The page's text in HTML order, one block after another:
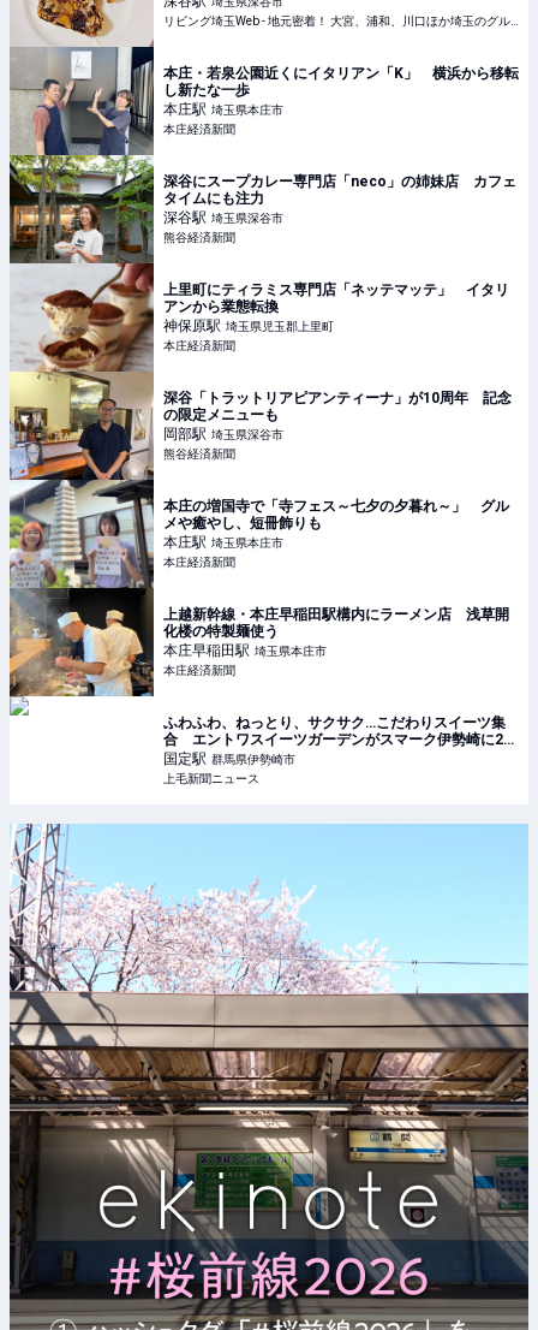
本庄・若泉公園近くにイタリアン「K」 横浜から移転
し新たな一歩
本庄駅 埼玉県本庄市
本庄経済新聞
深谷にスープカレー専門店「neco」の姉妹店 カフェ
タイムにも注力
深谷駅 埼玉県深谷市
熊谷経済新聞
上里町にティラミス専門店「ネッテマッテ」 イタリ
アンから業態転換
神保原駅 埼玉県児玉郡上里町
本庄経済新聞
深谷「トラットリアピアンティーナ」が10周年 記念
の限定メニューも
岡部駅 埼玉県深谷市
熊谷経済新聞
本庄の増国寺で「寺フェス～七夕の夕暮れ～」 グル
メや癒やし、短冊飾りも
本庄駅 埼玉県本庄市
本庄経済新聞
上越新幹線・本庄早稲田駅構内にラーメン店 浅草開
化楼の特製麺使う
本庄早稲田駅 埼玉県本庄市
本庄経済新聞
ふわふわ、ねっとり、サクサク…こだわりスイーツ集
合 エントワスイーツガーデンがスマーク伊勢崎に20
日オープン ｜ 上毛新聞ニュース
国定駅 群馬県伊勢崎市
上毛新聞ニュース